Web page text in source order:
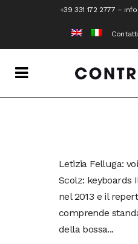
+39 331 172 2777 –
Contatti
Letizia Felluga:
Scolz: keyboards
nel 2013 e il
comprende
della bossa...